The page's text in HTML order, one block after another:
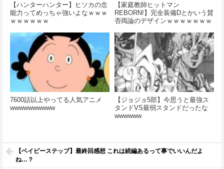
【ハンターハンター】ヒソカの念
能力ってめっちゃ強いよなｗｗｗ
ｗｗｗｗｗｗ
【家庭教師ヒットマン
REBORN!】完全装備Dとかいう賛
否両論のデザインｗｗｗｗｗｗｗ
7600話以上やってる人気アニメ
wwwwwwwwww
【ジョジョ5部】今思うと最強ス
タンドVS最弱スタンドだったな
wwwwww
【ベイビーステップ】最終回感想 これは続編あるって事でいいんだよ
ね…？